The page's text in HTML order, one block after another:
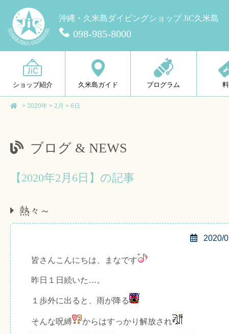
沖縄・久米島ダイビングショップ JiC久米島
098-985-8000
ショップ紹介 久米島ガイド プログラム
> 2020年 > 2月 > 6日
ブログ & NEWS
【2020年2月6日】の記事
熱々～
2020/
皆さんこんにちは、まなです
昨日１日続いた…。
１歩外に出ると、雨が降る
そんな呪縛 からはすっかり解放され